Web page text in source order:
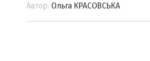
Автор:Ольга КРАСОВСЬКА